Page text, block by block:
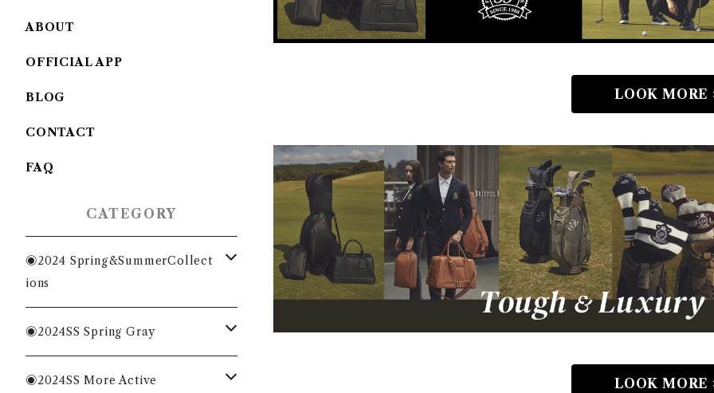
LOOK MORE
LOOK MORE
ABOUT
OFFICIAL APP
BLOG
CONTACT
FAQ
CATEGORY
◉2024 Spring&SummerCollect
ions
MENS
WOMENS
◉2024SS Spring Gray
MENS
◉2024SS More Active